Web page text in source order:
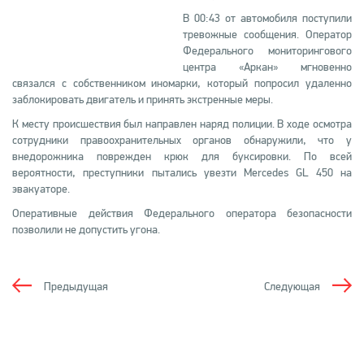
В 00:43 от автомобиля поступили
тревожные сообщения. Оператор
Федерального мониторингового
центра «Аркан» мгновенно
связался с собственником иномарки, который попросил удаленно
заблокировать двигатель и принять экстренные меры.
К месту происшествия был направлен наряд полиции. В ходе осмотра
сотрудники правоохранительных органов обнаружили, что у
внедорожника поврежден крюк для буксировки. По всей
вероятности, преступники пытались увезти Mercedes GL 450 на
эвакуаторе.
Оперативные действия Федерального оператора безопасности
позволили не допустить угона.
Следующая
Предыдущая